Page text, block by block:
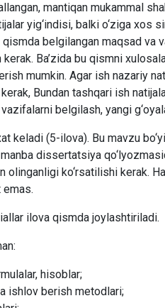
mantiqan mukammal
yig‘indisi, balki o‘ziga xos
belgilangan maqsad va
Ba’zida bu qismni
mumkin. Agar ish nazariy
Bundan tashqari ish
belgilash, yangi
keladi (5-ilova). Bu mavzu
dissertatsiya
olinganligi ko‘rsatilishi kerak.
emas.
ilova qismda joylashtiriladi.
hisoblar;
ishlov berish metodlari;